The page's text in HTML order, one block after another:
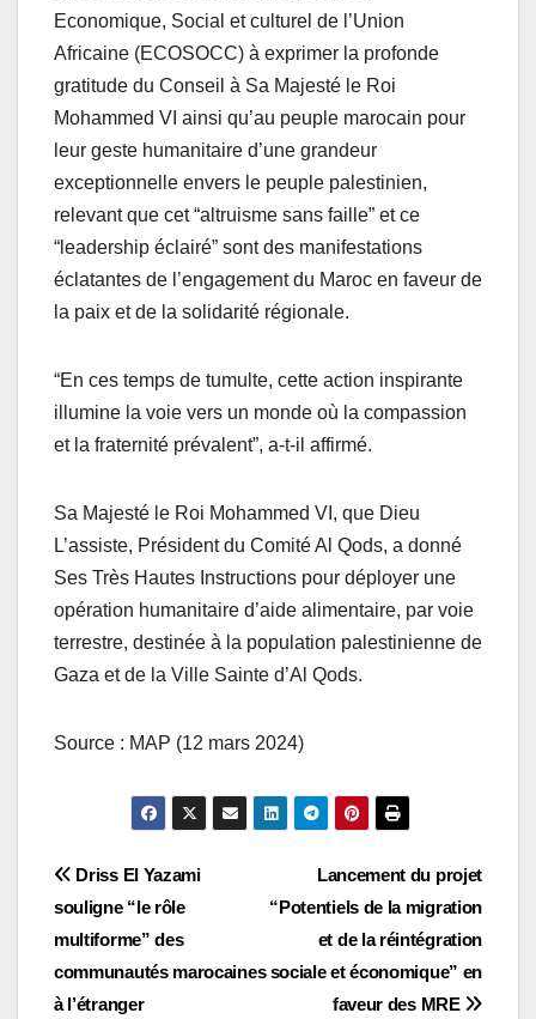
Economique, Social et culturel de l’Union
Africaine (ECOSOCC) à exprimer la profonde
gratitude du Conseil à Sa Majesté le Roi
Mohammed VI ainsi qu’au peuple marocain pour
leur geste humanitaire d’une grandeur
exceptionnelle envers le peuple palestinien,
relevant que cet “altruisme sans faille” et ce
“leadership éclairé” sont des manifestations
éclatantes de l’engagement du Maroc en faveur de
la paix et de la solidarité régionale.
“En ces temps de tumulte, cette action inspirante
illumine la voie vers un monde où la compassion
et la fraternité prévalent”, a-t-il affirmé.
Sa Majesté le Roi Mohammed VI, que Dieu
L’assiste, Président du Comité Al Qods, a donné
Ses Très Hautes Instructions pour déployer une
opération humanitaire d’aide alimentaire, par voie
terrestre, destinée à la population palestinienne de
Gaza et de la Ville Sainte d’Al Qods.
Source : MAP (12 mars 2024)
Navigation
de
l’article
Lancement du projet
“Potentiels de la migration
et de la réintégration
sociale et économique” en
faveur des MRE
Driss El Yazami
souligne “le rôle
multiforme” des
communautés marocaines
à l’étranger